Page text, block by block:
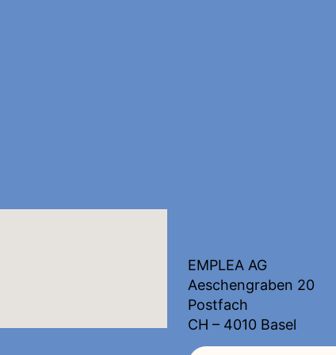
EMPLEA AG
Aeschengraben 20
Postfach
CH – 4010 Basel